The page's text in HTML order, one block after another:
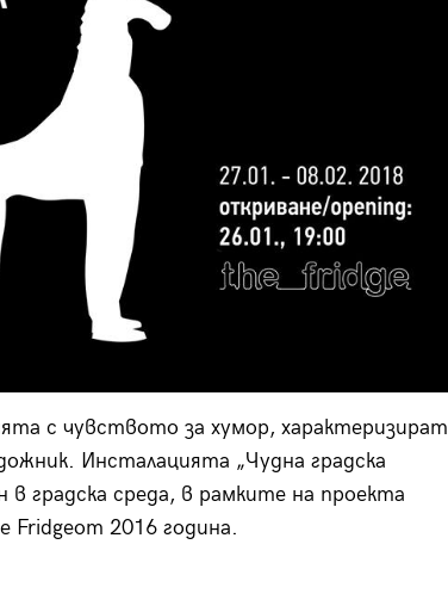
с чувството за хумор, характеризират
Инсталацията „Чудна градска
градска среда, в рамките на проекта
Fridgeот 2016 година.